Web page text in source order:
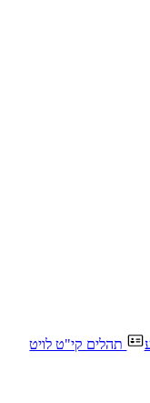
תהלים קי"ט לויט